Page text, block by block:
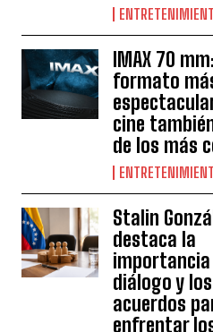
IMAX 70
formato
cine
de los más
Stalin
destaca la
importancia
diálogo y los
acuerdos
enfrentar